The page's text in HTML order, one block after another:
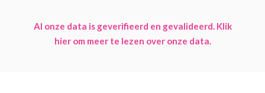
Al onze data is geverifieerd en gevalideerd. Klik
hier om meer te lezen over onze data.